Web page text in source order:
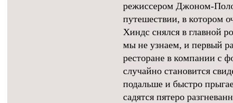
режиссером Джоном-
путешествии, в котором
Хиндс снялся в главной
мы не узнаем, и первый
ресторане в компании с
случайно становится
подальше и быстро
садятся пятеро